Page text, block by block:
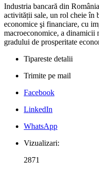
Industria bancară din
activității sale, un rol cheie în
economice şi financiare, cu
macroeconomice, a dinamicii
gradului de prosperitate
Tipareste detalii
Trimite pe mail
Facebook
LinkedIn
WhatsApp
Vizualizari:
2871